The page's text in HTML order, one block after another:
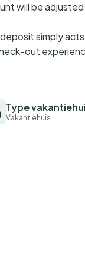
will be
simply
out
Type
Vakantiehuis